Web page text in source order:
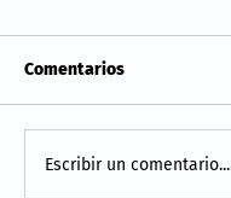
Comentarios
Escribir un comentario...